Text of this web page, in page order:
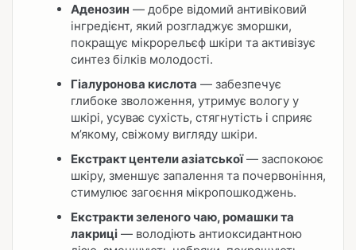
Аденозин — добре відомий антивіковий
інгредієнт, який розгладжує зморшки,
покращує мікрорельєф шкіри та активізує
синтез білків молодості.
Гіалуронова кислота — забезпечує
глибоке зволоження, утримує вологу у
шкірі, усуває сухість, стягнутість і сприяє
м’якому, свіжому вигляду шкіри.
Екстракт центели азіатської— заспокоює
шкіру, зменшує запалення та почервоніння,
стимулює загоєння мікропошкоджень.
Екстракти зеленого чаю, ромашки та
лакриці — володіють антиоксидантною